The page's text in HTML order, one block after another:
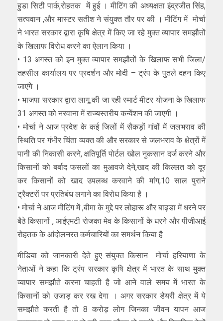
हुडा सिटी पार्क,रोहतक में हुई । मीटिंग की अध्यक्षता इंद्रजीत सिंह,
सत्यवान ,और मास्टर सतीश ने संयुक्त तौर पर की । मीटिंग में मोर्चा
ने भारत सरकार द्वारा कृषि क्षेत्र में किए जा रहे मुक्त व्यापार समझौतों
के खिलाफ विरोध करने का ऐलान किया ।
• 13 अगस्त को इन मुक्त व्यापार समझौतों के खिलाफ सभी जिला/
तहसील कार्यालय पर प्रदर्शन और मोदी – ट्रंप के पुतले दहन किए
जाएंगे ।
• भाजपा सरकार द्वारा लागू की जा रही स्मार्ट मीटर योजना के खिलाफ
31 अगस्त को नरवाना में राज्यस्तरीय कन्वेंशन की जाएगी ।
• मोर्चा ने आज प्रदेश के कई जिलों में सैकड़ों गांवों में जलभराव की
स्थिति पर गंभीर चिंता व्यक्त की और सरकार से जलभराव के क्षेत्रों में
पानी की निकासी करने, क्षतिपूर्ति पोर्टल खोल नुकसान दर्ज करने और
किसानों को बर्बाद फसलों का मुआवजे देने,खाद की किल्लत को दूर
कर किसानों को खाद उपलब्ध करवाने की मांग,10 साल पुराने
ट्रैक्टरों पर प्रतिबंध लगाने का विरोध किया है ।
• मोर्चा ने आज मीटिंग में ,बीमा के मुद्दे पर लोहारू और बाढ़डा में धरने पर
बैठे किसानों , आईएमटी रोजका मेव के किसानों के धरने और पीजीआई
रोहतक के आंदोलनरत कर्मचारियों का समर्थन किया है
मीडिया को जानकारी देते हुए संयुक्त किसान मोर्चा हरियाणा के
नेताओं ने कहा कि ट्रंप सरकार कृषि क्षेत्र में भारत के साथ मुक्त
व्यापार समझौते करना चाहती है जो आने वाले समय में भारत के
किसानों को उजाड़ कर रख देगा । अगर सरकार डेयरी क्षेत्र में ये
समझौते करती है तो 8 करोड़ लोग जिनका जीवन यापन आज